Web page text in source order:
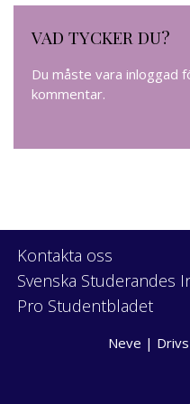
VAD TYCKER DU?
Du måste vara inloggad
kommentar.
Kontakta oss
Svenska Studerandes
Pro Studentbladet
Neve |